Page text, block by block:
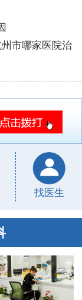
市哪家医院治
找医生